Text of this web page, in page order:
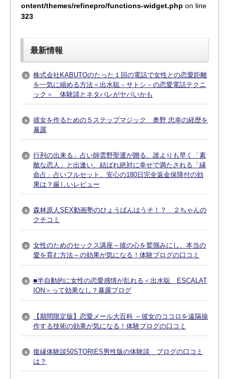
ontent/themes/refinepro/functions-widget.php on line
323
最新情報
株式会社KABUTOのたった１回の電話で女性との恋愛距離
を一気に縮める方法＜出水聡－サトシ－の恋愛電話テクニ
ック＞ 体験談とネタバレがヤバいかも
彼女を作るための５ステップマジック 奥野 忠幸の経歴を
暴露
行列の出来る」占い師雲野聖運が贈る、誰よりも早く「素
敵な恋人」と出逢い、結ばれ絶対に幸せで満たされる「縁
命占」占いフルセット、安心の180日完全返金保障付の効
果は？厳しいレビュー
森林原人SEX動画塾のひょうばんはうそ！？ ２ちゃんの
クチコミ
女性のためのセックス講座～彼の心を鷲掴みにし、本当の
愛を育む方法～の効果が気になる！体験ブログの口コミ
■半自動的に女性の恋愛感情が乱れる＜出水聡 ESCALAT
ION＞って効果なし？暴露ブログ
【期間限定版】恋愛メール大百科 ～彼女のココロを遠隔操
作する技術の効果が気になる！体験ブログの口コミ
復縁体験談50STORIES男性版の体験談 ブログの口コミ
は？